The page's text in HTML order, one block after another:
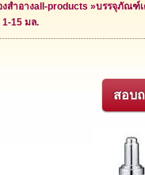
สำอางall-products »บรรจุภัณฑ์เ
15 มล.
สอบ